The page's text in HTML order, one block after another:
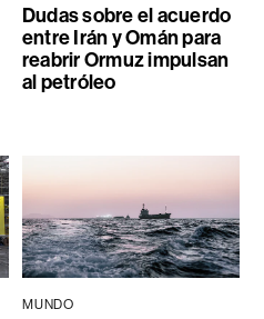
Dudas sobre el acuerdo
entre Irán y Omán para
reabrir Ormuz impulsan
al petróleo
MUNDO